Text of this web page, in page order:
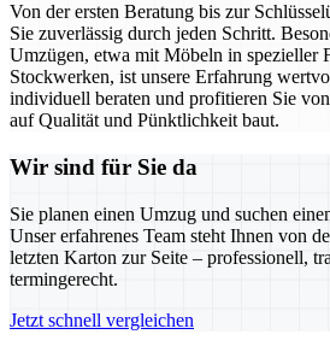
Von der ersten Beratung bis zur
Sie zuverlässig durch jeden Schritt.
Umzügen, etwa mit Möbeln in spezieller
Stockwerken, ist unsere Erfahrung
individuell beraten und profitieren Sie
auf Qualität und Pünktlichkeit baut.
Wir sind für Sie da
Sie planen einen Umzug und suchen
Unser erfahrenes Team steht Ihnen von
letzten Karton zur Seite – professionell,
termingerecht.
Jetzt schnell vergleichen